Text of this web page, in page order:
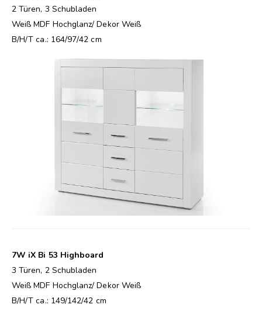
2 Türen, 3 Schubladen
Weiß MDF Hochglanz/ Dekor Weiß
B/H/T ca.: 164/97/42 cm
7W iX Bi 53 Highboard
3 Türen, 2 Schubladen
Weiß MDF Hochglanz/ Dekor Weiß
B/H/T ca.: 149/142/42 cm